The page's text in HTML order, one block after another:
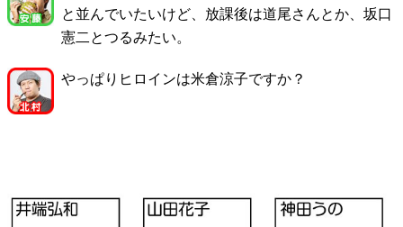
と並んでいたいけど、放課後は道尾さんとか、坂口
憲二とつるみたい。
やっぱりヒロインは米倉涼子ですか？